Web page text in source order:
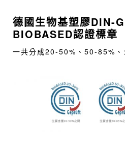
德國生物基塑膠DIN-
BIOBASED認證標章
一共分成20-50%、50-85%、